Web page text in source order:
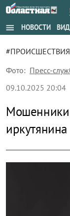
menu НОВОСТИ
#ПРОИСШЕСТВИЯ
Фото: Пресс-
09.10.2025 20:04
Мошенники